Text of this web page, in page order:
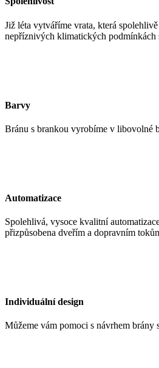
Již léta vytváříme vrata, která
nepříznivých klimatických podmínkách
Barvy
Bránu s brankou vyrobíme v libovolné
Automatizace
Spolehlivá, vysoce kvalitní
přizpůsobena dveřím a dopravním
Individuální design
Můžeme vám pomoci s návrhem brány